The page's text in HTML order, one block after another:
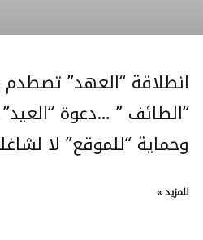
انطلاقة “العهد”
“الطائف ” …دعوة
وحماية “للموقع” لا
للمزيد »